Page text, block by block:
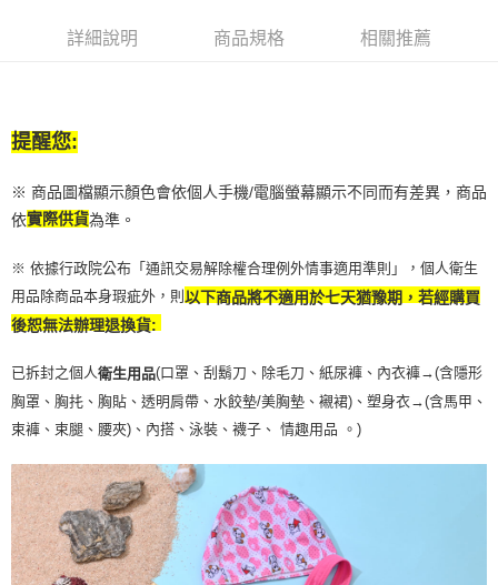
時審查核予不同之上限額度；若仍有額度不足之情形，本公司將視審查結果
詳細說明 商品規格 相關推薦
提醒您:
※ 商品圖檔顯示顏色會依個人手機/電腦螢幕顯示不同而有差異，商品
依實際供貨為準。
※ 依據行政院公布「通訊交易解除權合理例外情事適用準則」，個人衛生
用品除商品本身瑕疵外，則以下商品將不適用於七天猶豫期，若經購買
後恕無法辦理退換貨:
已拆封之個人衛生用品(口罩、刮鬍刀、除毛刀、紙尿褲、內衣褲→(含隱形
胸罩、胸扥、胸貼、透明肩帶、水餃墊/美胸墊、襯裙)、塑身衣→(含馬甲、
束褲、束腿、腰夾) 、內搭、泳裝、襪子、 情趣用品 。)